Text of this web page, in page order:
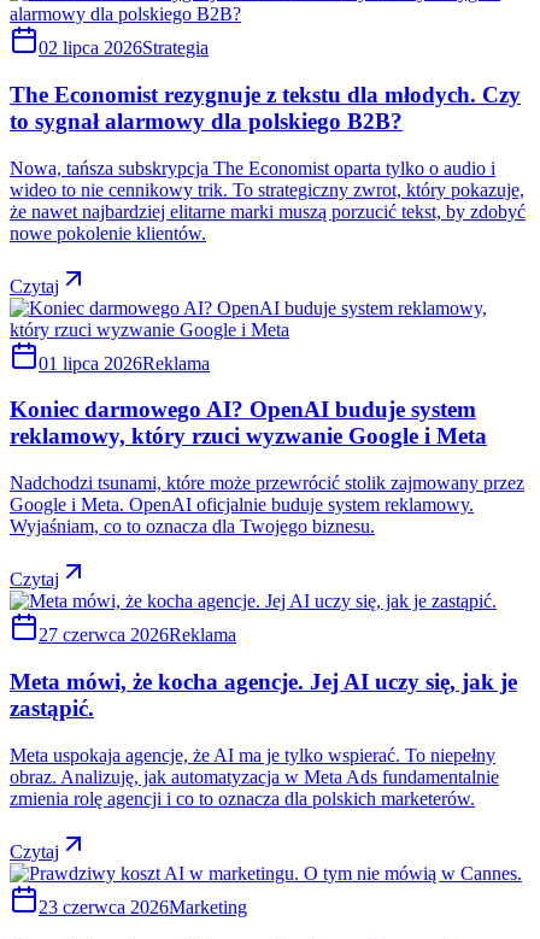
02 lipca 2026Strategia
The Economist rezygnuje z tekstu dla młodych. Czy
to sygnał alarmowy dla polskiego B2B?
Nowa, tańsza subskrypcja The Economist oparta tylko o audio i
wideo to nie cennikowy trik. To strategiczny zwrot, który pokazuje,
że nawet najbardziej elitarne marki muszą porzucić tekst, by zdobyć
nowe pokolenie klientów.
Czytaj
01 lipca 2026Reklama
Koniec darmowego AI? OpenAI buduje system
reklamowy, który rzuci wyzwanie Google i Meta
Nadchodzi tsunami, które może przewrócić stolik zajmowany przez
Google i Meta. OpenAI oficjalnie buduje system reklamowy.
Wyjaśniam, co to oznacza dla Twojego biznesu.
Czytaj
27 czerwca 2026Reklama
Meta mówi, że kocha agencje. Jej AI uczy się, jak je
zastąpić.
Meta uspokaja agencje, że AI ma je tylko wspierać. To niepełny
obraz. Analizuję, jak automatyzacja w Meta Ads fundamentalnie
zmienia rolę agencji i co to oznacza dla polskich marketerów.
Czytaj
23 czerwca 2026Marketing